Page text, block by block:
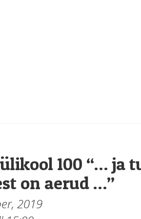
100 “… ja
on aerud …”
2019